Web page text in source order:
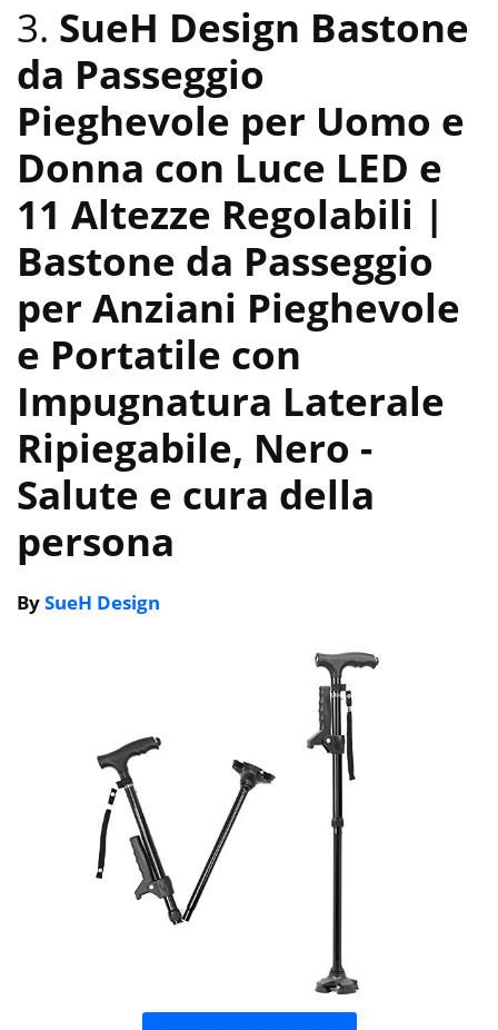
3. SueH Design Bastone
da Passeggio
Pieghevole per Uomo e
Donna con Luce LED e
11 Altezze Regolabili |
Bastone da Passeggio
per Anziani Pieghevole
e Portatile con
Impugnatura Laterale
Ripiegabile, Nero -
Salute e cura della
persona
BySueH Design